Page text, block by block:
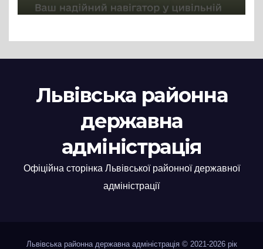
Львівська районна
державна
адміністрація
Офіційна сторінка Львівської районної державної
адміністрації
Львівська районна державна адміністрація © 2021-2026 рік